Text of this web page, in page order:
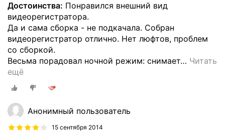
Достоинства: Понравился внешний вид
видеорегистратора.
Да и сама сборка - не подкачала. Собран
видеорегистратор отлично. Нет люфтов, проблем
со сборкой.
Весьма порадовал ночной режим: снимает… Читать
ещё
Анонимный пользователь
15 сентября 2014